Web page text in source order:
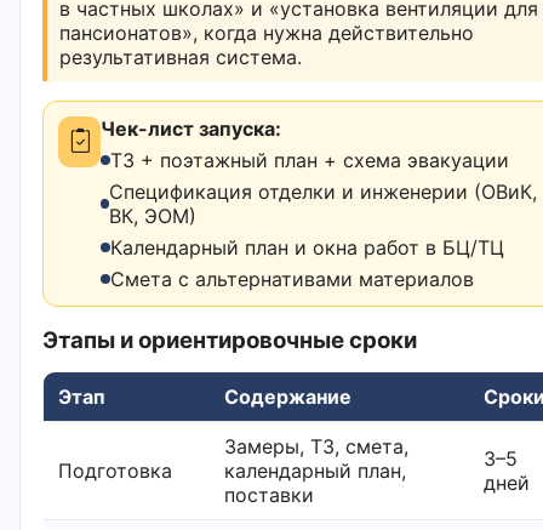
в частных школах» и «установка вентиляции для
пансионатов», когда нужна действительно
результативная система.
Чек-лист запуска:
ТЗ + поэтажный план + схема эвакуации
Спецификация отделки и инженерии (ОВиК,
ВК, ЭОМ)
Календарный план и окна работ в БЦ/ТЦ
Смета с альтернативами материалов
Этапы и ориентировочные сроки
Этап Содержание
Подготовка
Замеры, ТЗ, смета,
календарный план,
поставки
3–5
дней